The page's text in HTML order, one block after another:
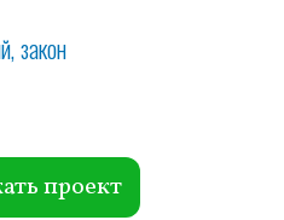
закон
проект